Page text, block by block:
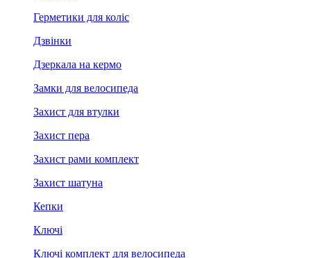
Герметики для коліс
Дзвінки
Дзеркала на кермо
Замки для велосипеда
Захист для втулки
Захист пера
Захист рами комплект
Захист шатуна
Кепки
Ключі
Ключі комплект для велосипеда